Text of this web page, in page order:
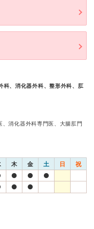
科、消化器外科、整形外科、肛
、消化器外科専門医、大腸肛門
木 金 土 日 祝